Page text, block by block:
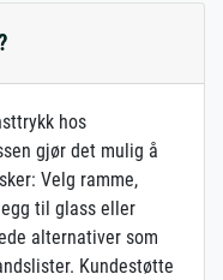
hos
gjør det mulig å
Velg ramme,
til glass eller
alternativer som
Kundestøtte